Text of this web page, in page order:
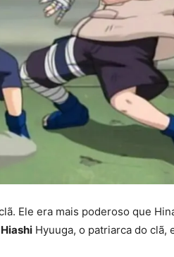
Ele era mais poderoso que
Hiashi Hyuuga, o patriarca do clã,